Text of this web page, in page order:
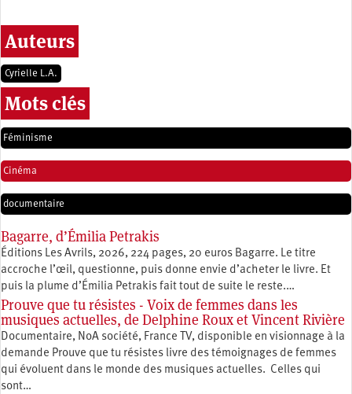
Auteurs
Cyrielle L.A.
Mots clés
Féminisme
Cinéma
documentaire
Bagarre, d’Émilia Petrakis
Éditions Les Avrils, 2026, 224 pages, 20 euros Bagarre. Le titre
accroche l’œil, questionne, puis donne envie d’acheter le livre. Et
puis la plume d’Émilia Petrakis fait tout de suite le reste.…
Prouve que tu résistes - Voix de femmes dans les
musiques actuelles, de Delphine Roux et Vincent Rivière
Documentaire, NoA société, France TV, disponible en visionnage à la
demande Prouve que tu résistes livre des témoignages de femmes
qui évoluent dans le monde des musiques actuelles. Celles qui
sont…